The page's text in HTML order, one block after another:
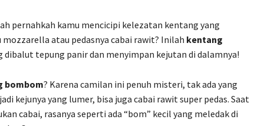
pernahkah kamu mencicipi kelezatan kentang yang
mozzarella atau pedasnya cabai rawit? Inilah kentang
dibalut tepung panir dan menyimpan kejutan di dalamnya!
bombom? Karena camilan ini penuh misteri, tak ada yang
kejunya yang lumer, bisa juga cabai rawit super pedas. Saat
cabai, rasanya seperti ada “bom” kecil yang meledak di